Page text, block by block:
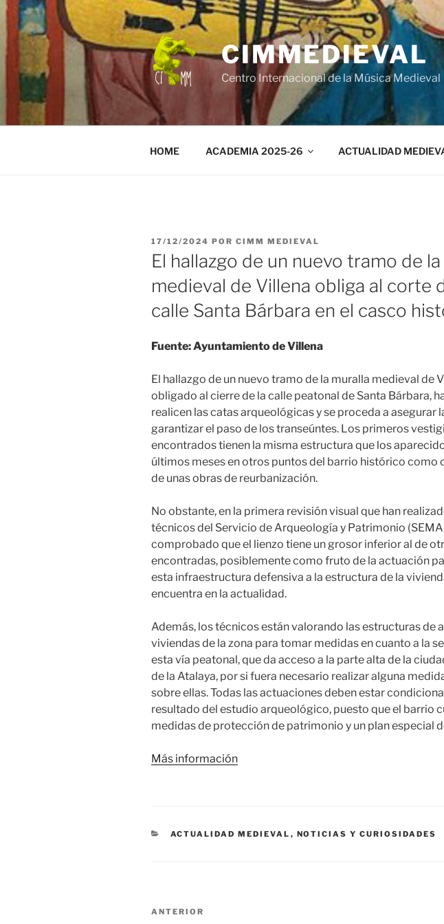
Saltar
contenido
CIMMEDIEVAL
Centro Internacional de la Música Medieval
HOME ACADEMIA 2025-26 ACTUALIDAD
PUBLICADO
EL
17/12/2024 POR CIMM MEDIEVAL
El hallazgo de un nuevo tramo de
medieval de Villena obliga al corte
calle Santa Bárbara en el casco
Fuente: Ayuntamiento de Villena
El hallazgo de un nuevo tramo de la muralla medieval de
obligado al cierre de la calle peatonal de Santa Bárbara,
realicen las catas arqueológicas y se proceda a asegurar
garantizar el paso de los transeúntes. Los primeros
encontrados tienen la misma estructura que los
últimos meses en otros puntos del barrio histórico como
de unas obras de reurbanización.
No obstante, en la primera revisión visual que han
técnicos del Servicio de Arqueología y Patrimonio
comprobado que el lienzo tiene un grosor inferior al de
encontradas, posiblemente como fruto de la actuación
esta infraestructura defensiva a la estructura de la
encuentra en la actualidad.
Además, los técnicos están valorando las estructuras de
viviendas de la zona para tomar medidas en cuanto a la
esta vía peatonal, que da acceso a la parte alta de la
de la Atalaya, por si fuera necesario realizar alguna
sobre ellas. Todas las actuaciones deben estar
resultado del estudio arqueológico, puesto que el barrio
medidas de protección de patrimonio y un plan especial
Más información
CATEGORÍAS
ACTUALIDAD MEDIEVAL , NOTICIAS Y CURIOSIDADES
Navegación
Entrada
ANTERIOR